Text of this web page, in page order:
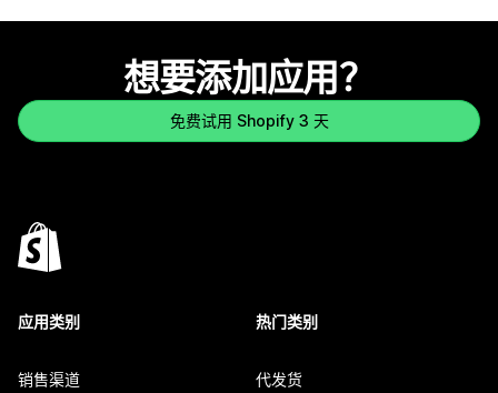
想要添加应用？
免费试用 Shopify 3 天
应用类别
销售渠道
热门类别
代发货